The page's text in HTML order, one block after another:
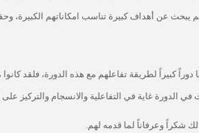
يبحث عن أهداف كبيرة تناسب امكاناتهم الكبيرة،
دوراً كبيراً لطريقة تفاعلهم مع هذه الدورة، فلقد
في الدورة غاية في التفاعلية والانسجام والتركيز
شكراً وعرفاناً لما قدمه لهم.